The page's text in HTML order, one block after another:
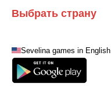
Выбрать страну
Sevelina games in English